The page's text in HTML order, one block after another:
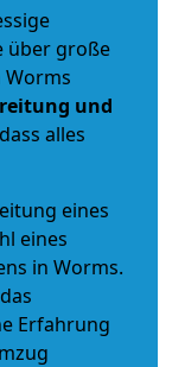
über große
und
alles
eines
eines
in Worms.
Erfahrung